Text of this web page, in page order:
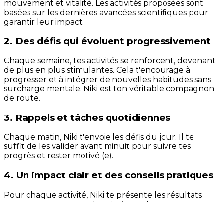
mouvement et vitalité. Les activités proposées sont
basées sur les dernières avancées scientifiques pour
garantir leur impact.
2. Des défis qui évoluent progressivement
Chaque semaine, tes activités se renforcent, devenant
de plus en plus stimulantes. Cela t'encourage à
progresser et à intégrer de nouvelles habitudes sans
surcharge mentale. Niki est ton véritable compagnon
de route.
3. Rappels et tâches quotidiennes
Chaque matin, Niki t'envoie les défis du jour. Il te
suffit de les valider avant minuit pour suivre tes
progrès et rester motivé (e).
4. Un impact clair et des conseils pratiques
Pour chaque activité, Niki te présente les résultats